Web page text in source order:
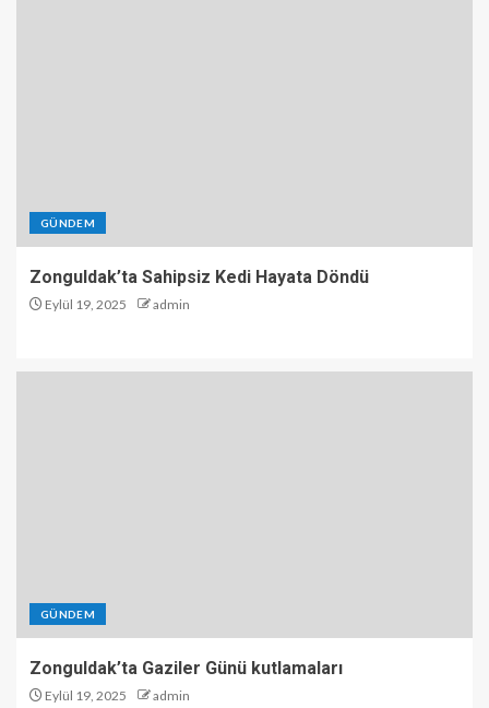
GÜNDEM
Zonguldak’ta Sahipsiz Kedi Hayata Döndü
Eylül 19, 2025 admin
GÜNDEM
Zonguldak’ta Gaziler Günü kutlamaları
Eylül 19, 2025 admin